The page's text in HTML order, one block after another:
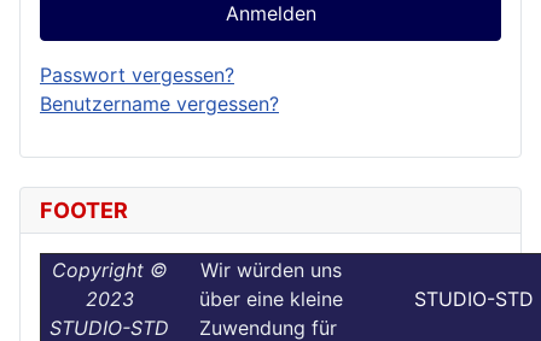
Anmelden
Passwort vergessen?
Benutzername vergessen?
FOOTER
Copyright ©
2023
STUDIO-STD
Wir würden uns
über eine kleine
Zuwendung für
STUDIO-STD